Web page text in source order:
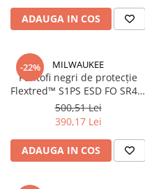
Surubelnite, clesti si chei
Dalti, spituri, leviere
Cuttere, cutite si foarfece
Fierastraie
Accesorii si consumabile
si frezare
Biti
Burghie
ADAUGA IN COS
-22% MILWAUKEE
Pantofi negri de protecție
Flextred™ S1PS ESD FO SR40,
mărimea 40/6.5, (4932493692)
500,51 Lei
390,17 Lei
ADAUGA IN COS